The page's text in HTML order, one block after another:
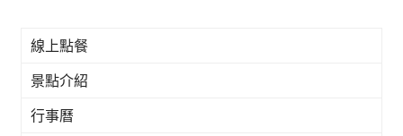
線上點餐
景點介紹
行事曆